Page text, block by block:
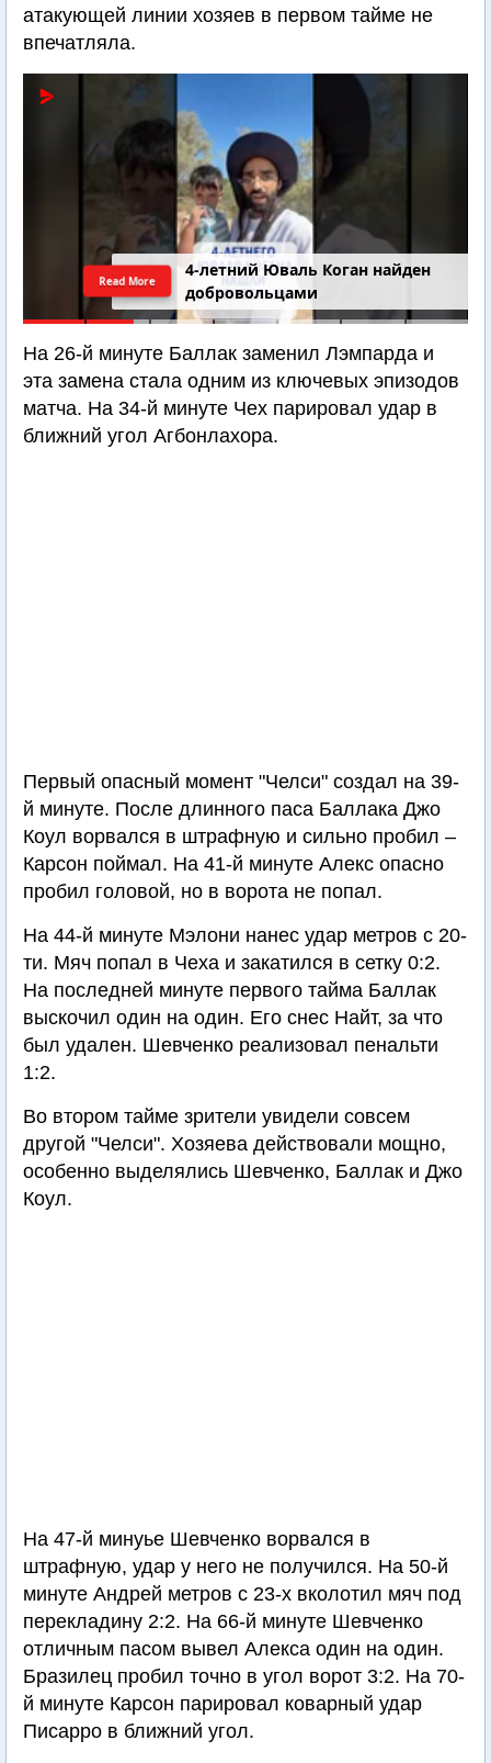
атакующей линии хозяев в первом тайме не
впечатляла.
4-летний Юваль Коган найден
добровольцами
Read More
На 26-й минуте Баллак заменил Лэмпарда и
эта замена стала одним из ключевых эпизодов
матча. На 34-й минуте Чех парировал удар в
ближний угол Агбонлахора.
Первый опасный момент "Челси" создал на 39-
й минуте. После длинного паса Баллака Джо
Коул ворвался в штрафную и сильно пробил –
Карсон поймал. На 41-й минуте Алекс опасно
пробил головой, но в ворота не попал.
На 44-й минуте Мэлони нанес удар метров с 20-
ти. Мяч попал в Чеха и закатился в сетку 0:2.
На последней минуте первого тайма Баллак
выскочил один на один. Его снес Найт, за что
был удален. Шевченко реализовал пенальти
1:2.
Во втором тайме зрители увидели совсем
другой "Челси". Хозяева действовали мощно,
особенно выделялись Шевченко, Баллак и Джо
Коул.
На 47-й минуье Шевченко ворвался в
штрафную, удар у него не получился. На 50-й
минуте Андрей метров с 23-х вколотил мяч под
перекладину 2:2. На 66-й минуте Шевченко
отличным пасом вывел Алекса один на один.
Бразилец пробил точно в угол ворот 3:2. На 70-
й минуте Карсон парировал коварный удар
Писарро в ближний угол.